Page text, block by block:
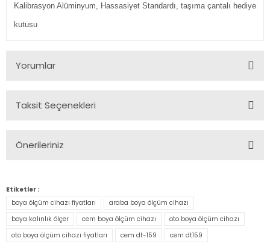
Kalibrasyon Alüminyum, Hassasiyet Standardı, taşıma çantalı hediye
kutusu
Yorumlar
Taksit Seçenekleri
Önerileriniz
konularda yetersiz gördüğünüz noktaları öneri formunu
kullanarak tarafımıza iletebilirsiniz.
Görüş ve önerileriniz için teşekkür ederiz.
Ürün resmi kalitesiz, bozuk veya görüntülenemiyor.
Etiketler :
boya ölçüm cihazı fiyatları
araba boya ölçüm cihazı
boya kalınlık ölçer
cem boya ölçüm cihazı
oto boya ölçüm cihazı
oto boya ölçüm cihazı fiyatları
cem dt-159 cem dt159